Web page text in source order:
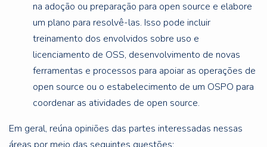
na adoção ou preparação para open source e elabore
um plano para resolvê-las. Isso pode incluir
treinamento dos envolvidos sobre uso e
licenciamento de OSS, desenvolvimento de novas
ferramentas e processos para apoiar as operações de
open source ou o estabelecimento de um OSPO para
coordenar as atividades de open source.
Em geral, reúna opiniões das partes interessadas nessas
áreas por meio das seguintes questões: